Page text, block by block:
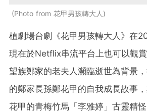
Photo from 花甲男孩轉大人
植劇場台劇《花甲男孩轉大人》在
現在於Netflix串流平台上也可以觀
望族鄭家的老夫人瀕臨逝世為背景
的鄭家長孫鄭花甲的自我成長故事
花甲的青梅竹馬「李雅婷」古靈精怪